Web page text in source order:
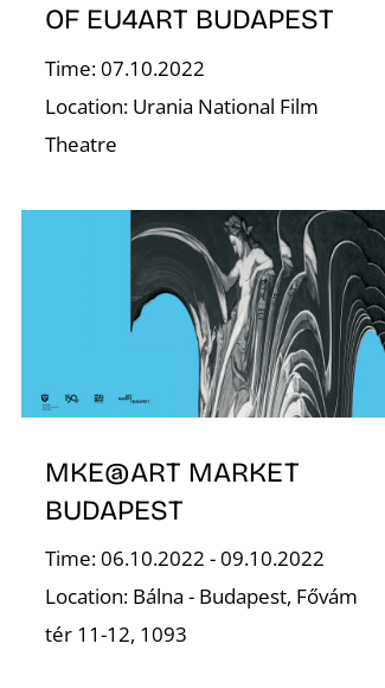
OF EU4ART BUDAPEST
Time: 07.10.2022
Location: Urania National Film
Theatre
MKE@ART MARKET
BUDAPEST
Time: 06.10.2022 - 09.10.2022
Location: Bálna - Budapest, Fővám
tér 11-12, 1093